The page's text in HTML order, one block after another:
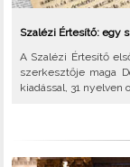
Szalézi Értesítő: egy
A Szalézi Értesítő
szerkesztője maga
kiadással, 31 nyelven